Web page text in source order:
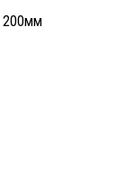
200мм